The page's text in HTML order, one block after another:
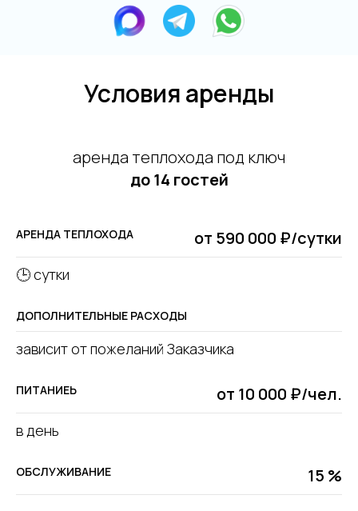
Условия аренды
аренда теплохода под ключ
до 14 гостей
АРЕНДА ТЕПЛОХОДА от 590 000 ₽/сутки
🕒 сутки
ДОПОЛНИТЕЛЬНЫЕ РАСХОДЫ
зависит от пожеланий Заказчика
ПИТАНИЕЬ от 10 000 ₽/чел.
в день
ОБСЛУЖИВАНИЕ 15 %